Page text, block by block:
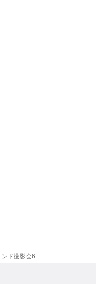
ンド撮影会6